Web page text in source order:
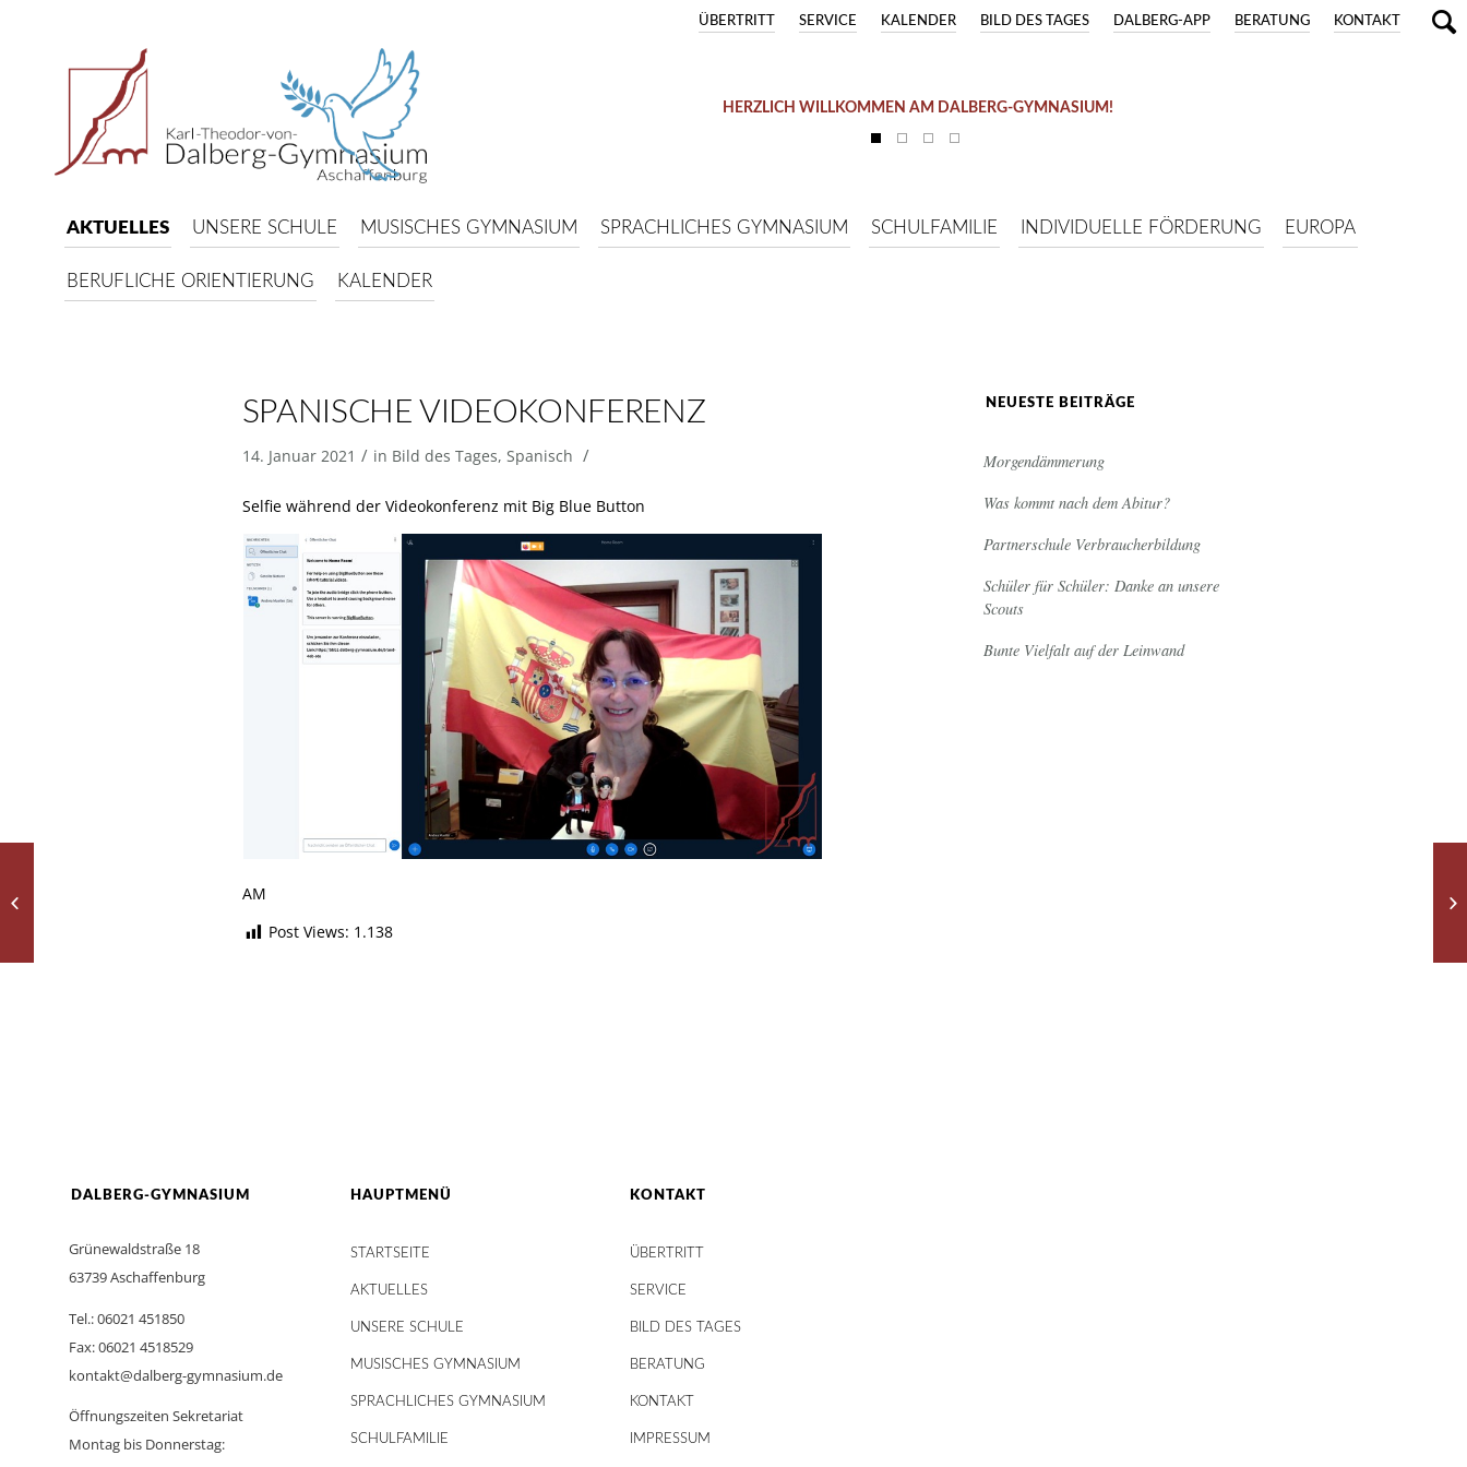
KONTAKT
BERATUNG
DALBERG-APP
BILD DES TAGES
KALENDER
SERVICE
ÜBERTRITT
HERZLICH WILLKOMMEN AM DALBERG-GYMNASIUM!
AKTUELLES UNSERE SCHULE MUSISCHES GYMNASIUM SPRACHLICHES GYMNASIUM SCHULFAMILIE INDIVIDUELLE FÖRDERUNG EUROPA
BERUFLICHE ORIENTIERUNG KALENDER
SPANISCHE VIDEOKONFERENZ
14. Januar 2021 / in Bild des Tages, Spanisch /
Selfie während der Videokonferenz mit Big Blue Button
AM
Post Views: 1.138
NEUESTE BEITRÄGE
Morgendämmerung
Was kommt nach dem Abitur?
Partnerschule Verbraucherbildung
Schüler für Schüler: Danke an unsere
Scouts
Bunte Vielfalt auf der Leinwand
DALBERG-GYMNASIUM
Grünewaldstraße 18
63739 Aschaffenburg
Tel.: 06021 451850
Fax: 06021 4518529
kontakt@dalberg-gymnasium.de
Öffnungszeiten Sekretariat
Montag bis Donnerstag:
HAUPTMENÜ
STARTSEITE
AKTUELLES
UNSERE SCHULE
MUSISCHES GYMNASIUM
SPRACHLICHES GYMNASIUM
SCHULFAMILIE
KONTAKT
ÜBERTRITT
SERVICE
BILD DES TAGES
BERATUNG
KONTAKT
IMPRESSUM